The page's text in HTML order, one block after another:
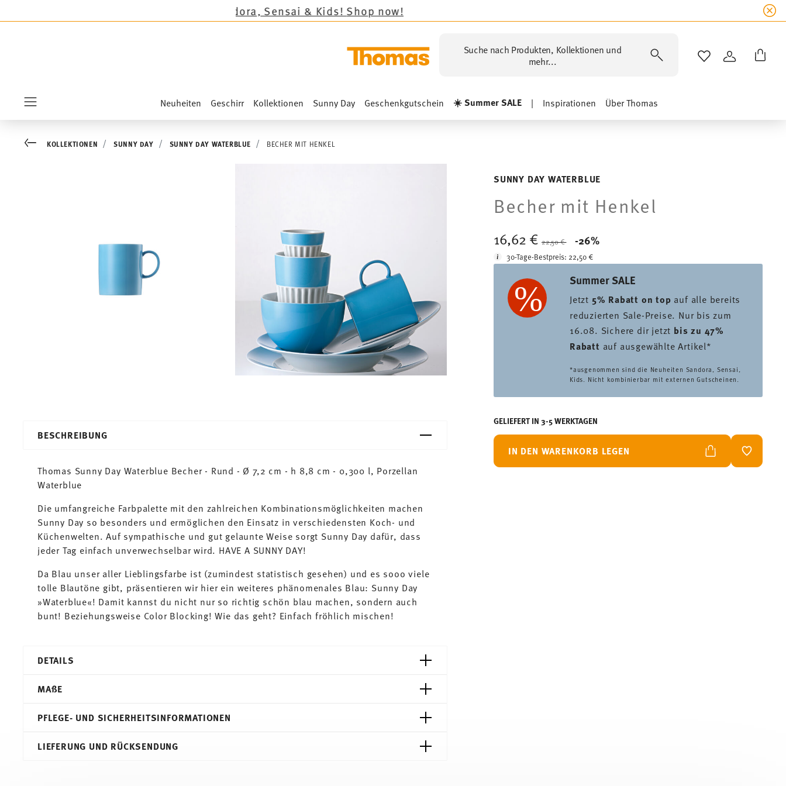
auf die Neuheiten Sandora, Sensai & Kids!Shop now!
Suche nach Produkten, Kollektionen und
mehr...
WISHLISTANMELDEN
Neuheiten Geschirr Kollektionen Sunny Day Geschenkgutschein ☀️ Summer SALE | Inspirationen Über Thomas
SUNNY DAY WATERBLUE
Becher mit Henkel
16,62 €22,50 €
-26%
30-Tage-Bestpreis: 22,50 €
Summer SALE
Jetzt 5% Rabatt on top auf alle bereits
reduzierten Sale-Preise. Nur bis zum
16.08. Sichere dir jetzt bis zu 47%
Rabatt auf ausgewählte Artikel*
*ausgenommen sind die Neuheiten Sandora, Sensai,
Kids. Nicht kombinierbar mit externen Gutscheinen.
GELIEFERT IN 3-5 WERKTAGEN
IN DEN WARENKORB LEGEN ADD TO
Go backKOLLEKTIONEN SUNNY DAY SUNNY DAY WATERBLUE BECHER MIT HENKEL
BESCHREIBUNG
Thomas Sunny Day Waterblue Becher - Rund - Ø 7,2 cm - h 8,8 cm - 0,300 l, Porzellan
Waterblue
Die umfangreiche Farbpalette mit den zahlreichen Kombinationsmöglichkeiten machen
Sunny Day so besonders und ermöglichen den Einsatz in verschiedensten Koch- und
Küchenwelten. Auf sympathische und gut gelaunte Weise sorgt Sunny Day dafür, dass
jeder Tag einfach unverwechselbar wird. HAVE A SUNNY DAY!
Da Blau unser aller Lieblingsfarbe ist (zumindest statistisch gesehen) und es sooo viele
tolle Blautöne gibt, präsentieren wir hier ein weiteres phänomenales Blau: Sunny Day
»Waterblue«! Damit kannst du nicht nur so richtig schön blau machen, sondern auch
bunt! Beziehungsweise Color Blocking! Wie das geht? Einfach fröhlich mischen!
DETAILS
Porzellan
10850-408530-15505
MAßE
10,90 cm
PFLEGE- UND SICHERHEITSINFORMATIONEN
LIEFERUNG UND RÜCKSENDUNG